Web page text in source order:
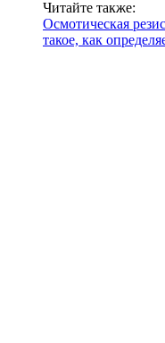
Читайте также:
Осмотическая
такое, как